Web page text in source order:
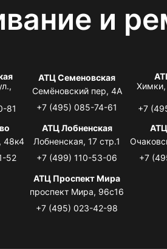
и
81
АТЦ Семеновская
Семёновский пер, 4А
+7 (495) 085-74-61
+7
48к4
52
АТЦ Лобненская
Лобненская, 17 стр.1
+7 (499) 110-53-06
+7
АТЦ Проспект Мира
проспект Мира, 96с16
+7 (495) 023-42-98